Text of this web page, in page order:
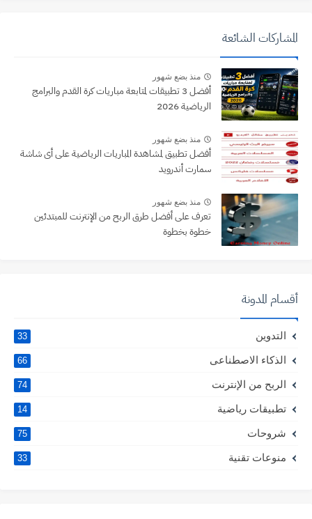
المشاركات الشائعة
منذ بضع شهور
أفضل 3 تطبيقات لمتابعة مباريات كرة القدم والبرامج
الرياضية 2026
منذ بضع شهور
أفضل تطبيق لمشاهدة المباريات الرياضية على أى شاشة
سمارت أندرويد
منذ بضع شهور
تعرف على أفضل طرق الربح من الإنترنت للمبتدئين
خطوة بخطوة
أقسام المدونة
التدوين 33
الذكاء الاصطناعى 66
الربح من الإنترنت 74
تطبيقات رياضية 14
شروحات 75
منوعات تقنية 33